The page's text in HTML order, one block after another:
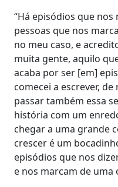
“Há episódios que
pessoas que nos
no meu caso, e
muita gente, aquilo
acaba por ser [em]
comecei a escrever,
passar também essa
história com um
chegar a uma grande
crescer é um
episódios que nos
e nos marcam de uma